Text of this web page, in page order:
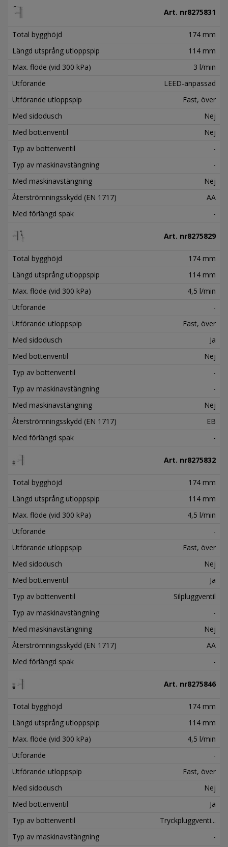
Art. nr8275831
Total bygghöjd
174 mm
Längd utsprång utloppspip
114 mm
Max. flöde (vid 300 kPa)
3 l/min
Utförande
LEED-anpassad
Utförande utloppspip
Fast, över
Med sidodusch
Nej
Med bottenventil
Nej
Typ av bottenventil
-
Typ av maskinavstängning
-
Med maskinavstängning
Nej
Återströmningsskydd (EN 1717)
AA
Med förlängd spak
-
Art. nr8275829
Total bygghöjd
174 mm
Längd utsprång utloppspip
114 mm
Max. flöde (vid 300 kPa)
4,5 l/min
Utförande
-
Utförande utloppspip
Fast, över
Med sidodusch
Ja
Med bottenventil
Nej
Typ av bottenventil
-
Typ av maskinavstängning
-
Med maskinavstängning
Nej
Återströmningsskydd (EN 1717)
EB
Med förlängd spak
-
Art. nr8275832
Total bygghöjd
174 mm
Längd utsprång utloppspip
114 mm
Max. flöde (vid 300 kPa)
4,5 l/min
Utförande
-
Utförande utloppspip
Fast, över
Med sidodusch
Nej
Med bottenventil
Ja
Typ av bottenventil
Silpluggventil
Typ av maskinavstängning
-
Med maskinavstängning
Nej
Återströmningsskydd (EN 1717)
AA
Med förlängd spak
-
Art. nr8275846
Total bygghöjd
174 mm
Längd utsprång utloppspip
114 mm
Max. flöde (vid 300 kPa)
4,5 l/min
Utförande
-
Utförande utloppspip
Fast, över
Med sidodusch
Nej
Med bottenventil
Ja
Typ av bottenventil
Tryckpluggventi...
Typ av maskinavstängning
-